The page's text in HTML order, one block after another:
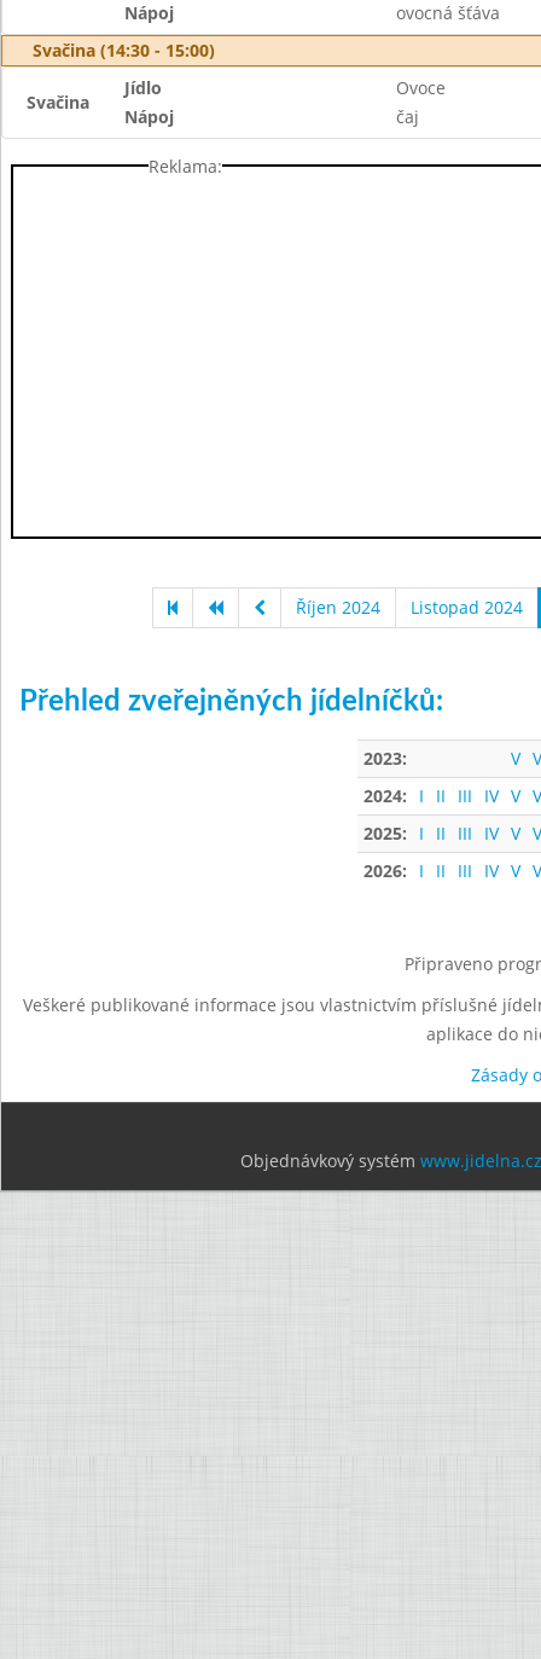
Nápoj
ovocná šťáva
Svačina (14:30 - 15:00)
Svačina
Jídlo
Ovoce
Nápoj
čaj
Reklama:
Říjen 2024 Listopad 2024
Přehled zveřejněných jídelníčků:
2023: V
2024:
I II III IV V
2025:
I II III IV V
2026:
I II III IV V
Připraveno
Veškeré publikované informace jsou vlastnictvím příslušné
aplikace do
Zásady
Objednávkový systém www.jidelna.cz